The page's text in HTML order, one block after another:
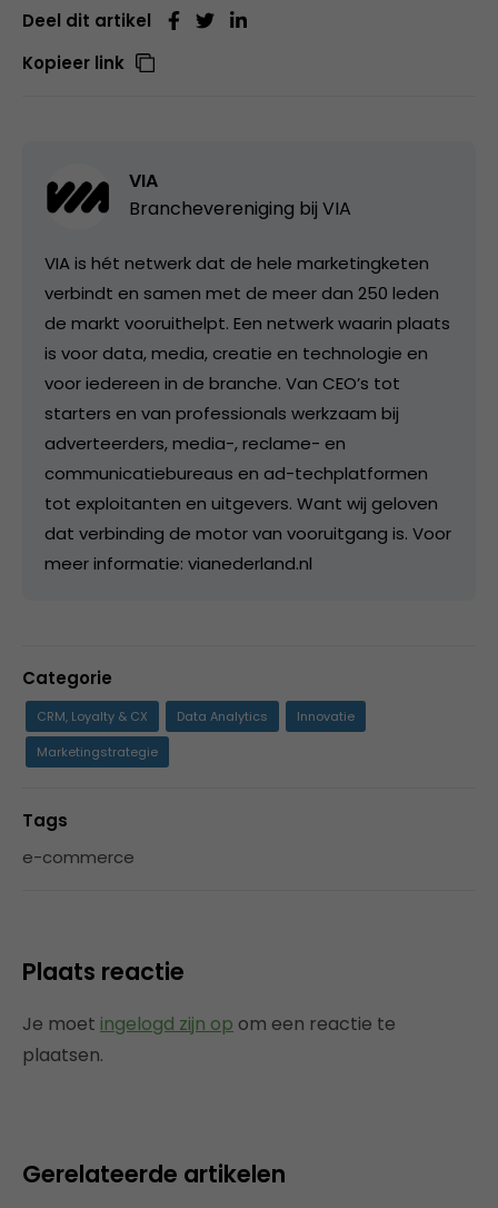
Deel dit artikel
Kopieer link
VIA
Branchevereniging bij VIA
VIA is hét netwerk dat de hele marketingketen
verbindt en samen met de meer dan 250 leden
de markt vooruithelpt. Een netwerk waarin plaats
is voor data, media, creatie en technologie en
voor iedereen in de branche. Van CEO’s tot
starters en van professionals werkzaam bij
adverteerders, media-, reclame- en
communicatiebureaus en ad-techplatformen
tot exploitanten en uitgevers. Want wij geloven
dat verbinding de motor van vooruitgang is. Voor
meer informatie: vianederland.nl
Categorie
CRM, Loyalty & CX Data Analytics
Innovatie
Marketingstrategie
Tags
e-commerce
Plaats reactie
Je moet ingelogd zijn op om een reactie te
plaatsen.
Gerelateerde artikelen